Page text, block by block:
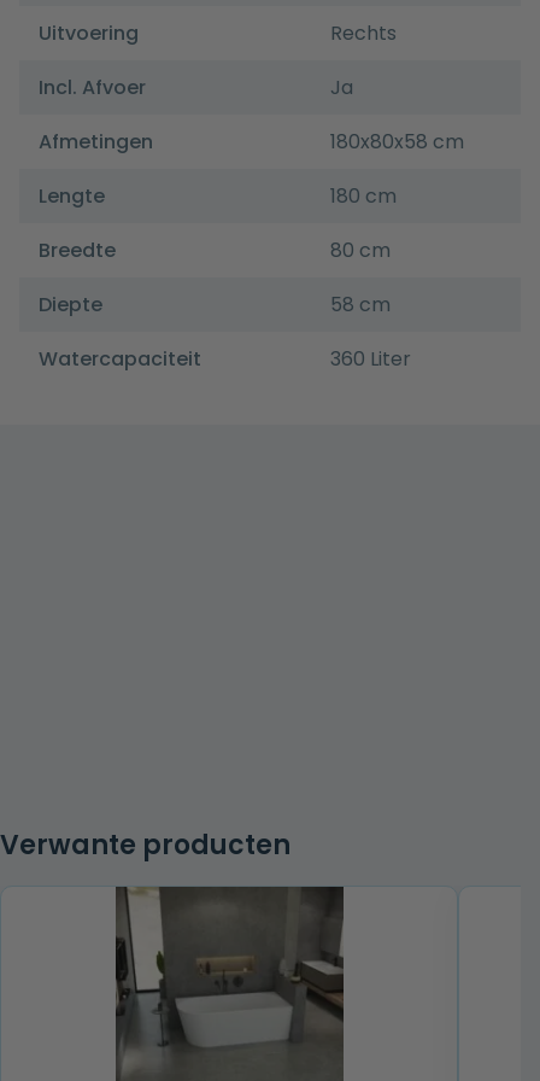
Uitvoering
Rechts
Incl. Afvoer
Ja
Afmetingen
180x80x58 cm
Lengte
180 cm
Breedte
80 cm
Diepte
58 cm
Watercapaciteit
360 Liter
Verwante producten